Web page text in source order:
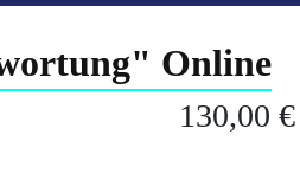
Online
130,00 €